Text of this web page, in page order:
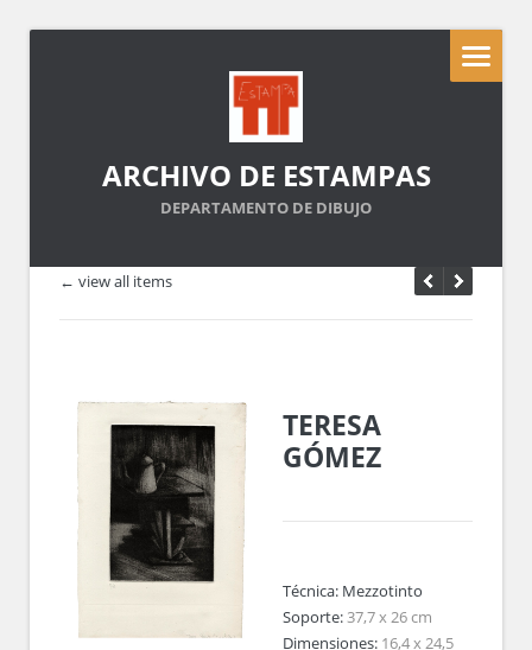
ARCHIVO DE ESTAMPAS
DEPARTAMENTO DE DIBUJO
← view all items
TERESA
GÓMEZ
Técnica: Mezzotinto
Soporte:37,7 x 26 cm
Dimensiones: 16,4 x 24,5